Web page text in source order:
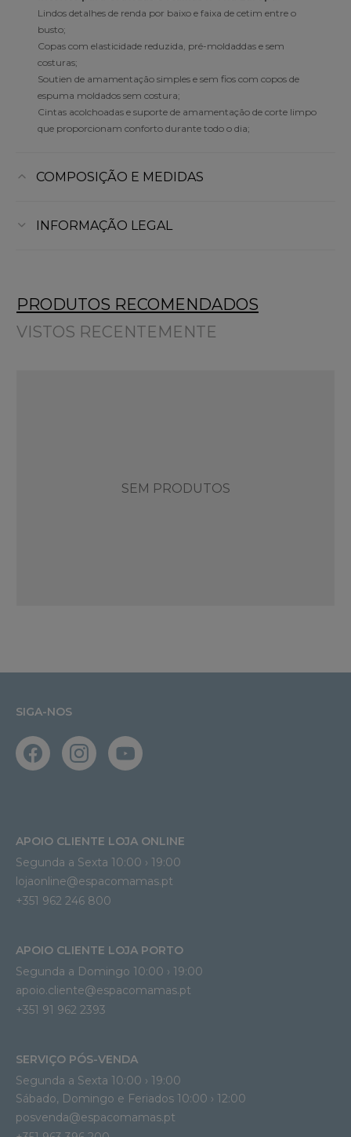
Lindos detalhes de renda por baixo e faixa de cetim entre o
busto;
Copas com elasticidade reduzida, pré-moldaddas e sem
costuras;
Soutien de amamentação simples e sem fios com copos de
espuma moldados sem costura;
Cintas acolchoadas e suporte de amamentação de corte limpo
que proporcionam conforto durante todo o dia;
COMPOSIÇÃO E MEDIDAS
INFORMAÇÃO LEGAL
PRODUTOS RECOMENDADOS
VISTOS RECENTEMENTE
SEM PRODUTOS
SIGA-NOS
APOIO CLIENTE LOJA ONLINE
Segunda a Sexta 10:00 › 19:00
lojaonline@espacomamas.pt
+351 962 246 800
APOIO CLIENTE LOJA PORTO
Segunda a Domingo 10:00 › 19:00
apoio.cliente@espacomamas.pt
+351 91 962 2393
SERVIÇO PÓS-VENDA
Segunda a Sexta 10:00 › 19:00
Sábado, Domingo e Feriados 10:00 › 12:00
posvenda@espacomamas.pt